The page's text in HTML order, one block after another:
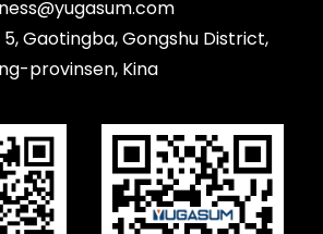
Gaotingba, Gongshu District,
provinsen, Kina